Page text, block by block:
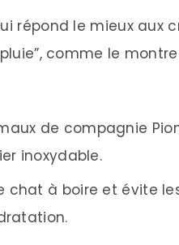
répond le mieux aux
comme le
de compagnie
inoxydable.
chat à boire et évite